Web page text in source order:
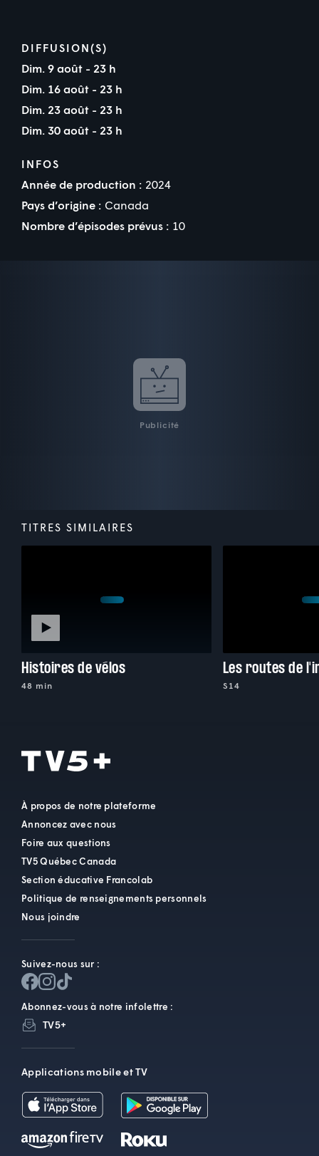
DIFFUSION(S)
Dim. 9 août - 23 h
Dim. 16 août - 23 h
Dim. 23 août - 23 h
Dim. 30 août - 23 h
INFOS
Année de production : 2024
Pays d’origine : Canada
Nombre d’épisodes prévus : 10
Publicité
TITRES SIMILAIRES
Histoires de vélos
48 min
Les routes de
S14
À propos de notre plateforme
Annoncez avec nous
Foire aux questions
TV5 Québec Canada
Section éducative Francolab
Politique de renseignements personnels
Nous joindre
Suivez-nous sur :
Abonnez-vous à notre infolettre :
TV5+
Applications mobile et TV